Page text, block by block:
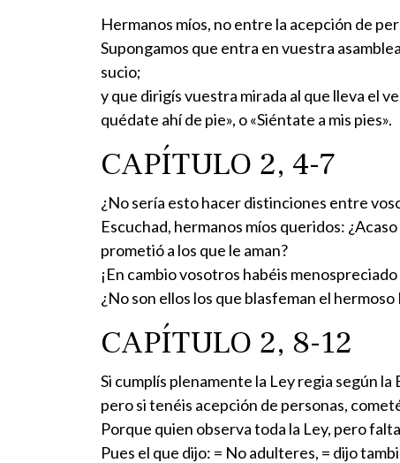
Hermanos míos, no entre la acepción de
Supongamos que entra en vuestra
sucio;
y que dirigís vuestra mirada al que lleva el
quédate ahí de pie», o «Siéntate a mis pies».
CAPÍTULO 2, 4-7
¿No sería esto hacer distinciones entre
Escuchad, hermanos míos queridos:
prometió a los que le aman?
¡En cambio vosotros habéis
¿No son ellos los que blasfeman el
CAPÍTULO 2, 8-12
Si cumplís plenamente la Ley regia según
pero si tenéis acepción de personas,
Porque quien observa toda la Ley, pero
Pues el que dijo: = No adulteres, = dijo